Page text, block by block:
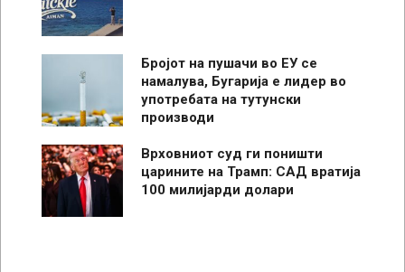
Бројот на пушачи во ЕУ се
намалува, Бугарија е лидер во
употребата на тутунски
производи
Врховниот суд ги поништи
царините на Трамп: САД вратија
100 милијарди долари